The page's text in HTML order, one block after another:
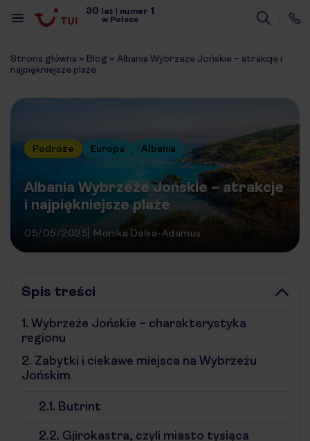
30 lat | numer 1
w Polsce
Strona główna » Blog » Albania Wybrzeże Jońskie – atrakcje i
najpiękniejsze plaże
Podróże Europa Albania
Albania Wybrzeże Jońskie – atrakcje
i najpiękniejsze plaże
05/05/2025 Monika Dalka-Adamus
Spis treści
1. Wybrzeże Jońskie – charakterystyka
regionu
2. Zabytki i ciekawe miejsca na Wybrzeżu
Jońskim
2.1. Butrint
2.2. Gjirokastra, czyli miasto tysiąca